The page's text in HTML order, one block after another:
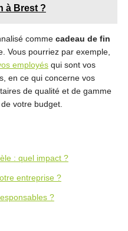
à Brest ?
comme cadeau de fin
Vous pourriez par exemple,
employésqui sont vos
en ce qui concerne vos
de qualité et de gamme
votre budget.
: quel impact ?
entreprise ?
?